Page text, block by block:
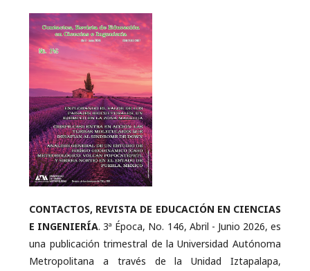
CONTACTOS, REVISTA DE EDUCACIÓN EN CIENCIAS
E INGENIERÍA. 3ª Época, No. 146, Abril - Junio 2026, es
una publicación trimestral de la Universidad Autónoma
Metropolitana a través de la Unidad Iztapalapa,